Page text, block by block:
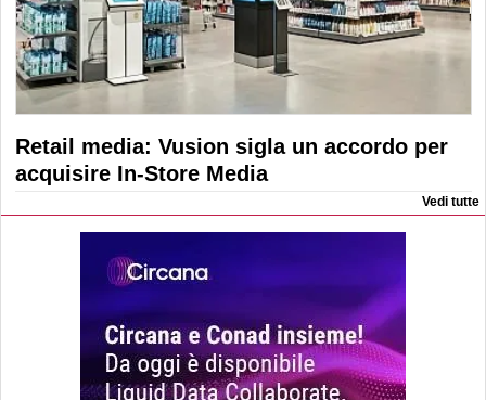
Retail media: Vusion sigla un accordo per
acquisire In-Store Media
Vedi tutte